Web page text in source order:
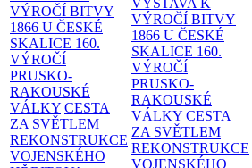
VÝROČÍ BITVY
1866 U ČESKÉ
SKALICE 160.
VÝROČÍ
PRUSKO-
RAKOUSKÉ
VÁLKY CESTA
ZA SVĚTLEM
REKONSTRUKCE
VOJENSKÉHO
VÝSTAVA K
VÝROČÍ BITVY
1866 U ČESKÉ
SKALICE 160.
VÝROČÍ
PRUSKO-
RAKOUSKÉ
VÁLKY CESTA
ZA SVĚTLEM
REKONSTRUKCE
VOJENSKÉHO